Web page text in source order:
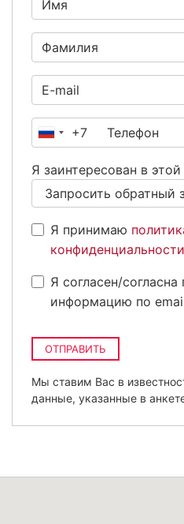
Россия
+7
Я заинтересован в
Я принимаю
конфиденциальности
Я согласен/согласна
информацию по
ОТПРАВИТЬ
Мы ставим Вас в
данные, указанные в